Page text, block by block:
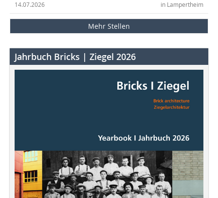
in Lampertheim
14.07.2026
Mehr Stellen
Jahrbuch Bricks | Ziegel 2026